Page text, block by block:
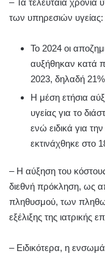
– Τα τελευταία χρόνια
των υπηρεσιών υγείας:
Το 2024 οι
αυξήθηκαν κατά
2023, δηλαδή
Η μέση ετήσια
υγείας για το
ενώ ειδικά για
εκτινάχθηκε στο
– Η αύξηση του
διεθνή πρόκληση, ως
πληθυσμού, των
εξέλιξης της ιατρικής
– Ειδικότερα, η